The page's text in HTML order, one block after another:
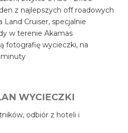
z najlepszych off roadowych
Cruiser, specjalnie
w terenie Akamas
fotografię wycieczki, na
minuty
WYCIECZKI
odbiór z hoteli i